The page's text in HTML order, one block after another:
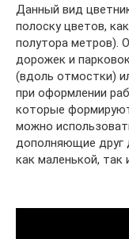
Данный вид
полоску цветов,
полутора метров).
дорожек и
(вдоль отмостки)
при оформлении
которые
можно
дополняющие друг
как маленькой, так